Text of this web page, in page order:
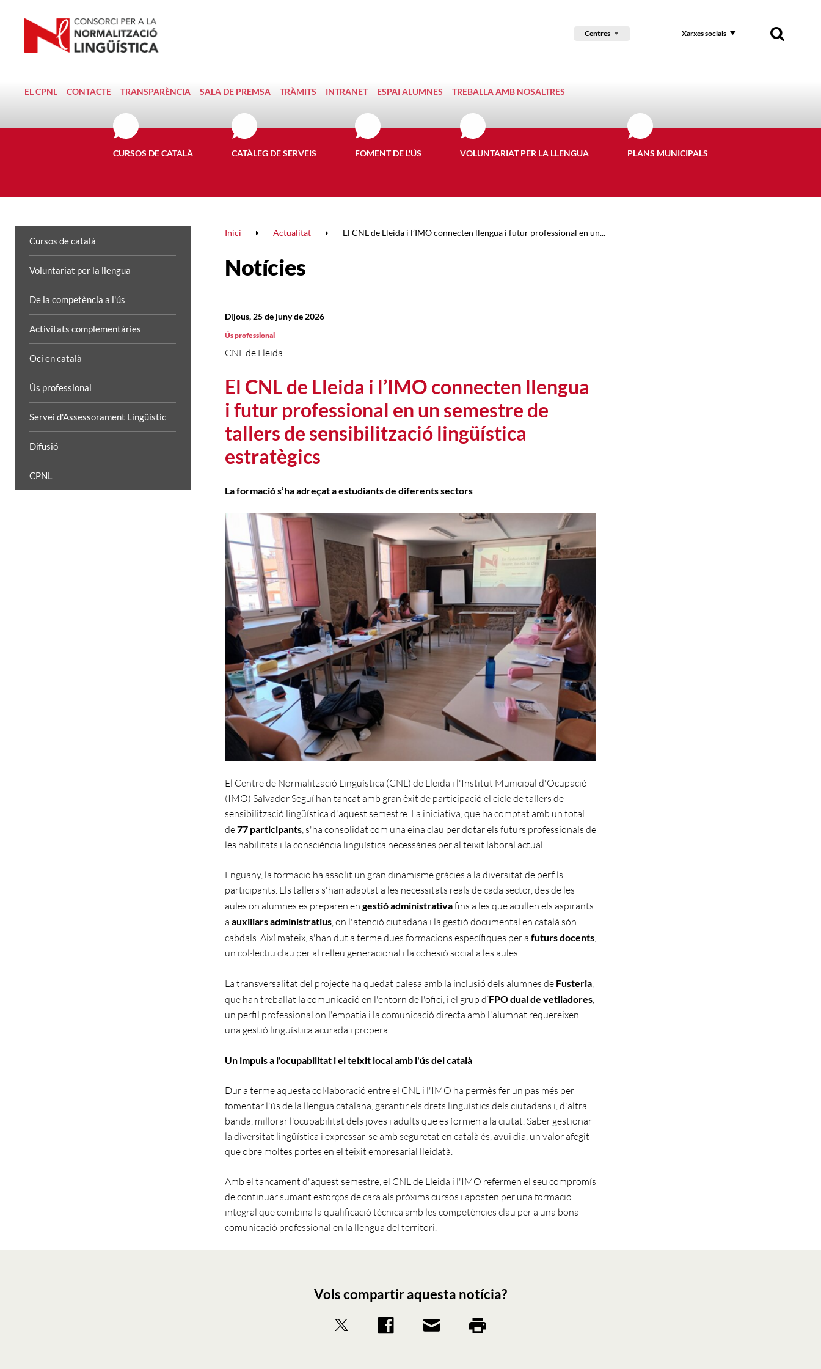
Centres Xarxes socials
EL CPNL CONTACTE TRANSPARÈNCIA SALA DE PREMSA TRÀMITS INTRANET ESPAI ALUMNES TREBALLA AMB NOSALTRES
CURSOS DE CATALÀ CATÀLEG DE SERVEIS FOMENT DE L'ÚS VOLUNTARIAT PER LA LLENGUA PLANS MUNICIPALS
Cursos de català
Voluntariat per la llengua
De la competència a l'ús
Activitats complementàries
Oci en català
Ús professional
Servei d'Assessorament Lingüístic
Difusió
CPNL
Inici Actualitat El CNL de Lleida i l’IMO connecten llengua i futur professional en un...
Notícies
El CNL de Lleida i l’IMO connecten llengua
i futur professional en un semestre de
tallers de sensibilització lingüística
estratègics
CNL de Lleida
Dijous, 25 de juny de 2026
Ús professional
La formació s’ha adreçat a estudiants de diferents sectors
El Centre de Normalització Lingüística (CNL) de Lleida i l'Institut Municipal d'Ocupació
(IMO) Salvador Seguí han tancat amb gran èxit de participació el cicle de tallers de
sensibilització lingüística d'aquest semestre. La iniciativa, que ha comptat amb un total
de77 participants , s'ha consolidat com una eina clau per dotar els futurs professionals de
les habilitats i la consciència lingüística necessàries per al teixit laboral actual.
Enguany, la formació ha assolit un gran dinamisme gràcies a la diversitat de perfils
participants. Els tallers s'han adaptat a les necessitats reals de cada sector, des de les
aules on alumnes es preparen en gestió administrativafins a les que acullen els aspirants
a auxiliars administratius , on l'atenció ciutadana i la gestió documental en català són
cabdals. Així mateix, s'han dut a terme dues formacions específiques per a futurs docents
un col·lectiu clau per al relleu generacional i la cohesió social a les aules.
La transversalitat del projecte ha quedat palesa amb la inclusió dels alumnes de Fusteria
que han treballat la comunicació en l'entorn de l'ofici, i el grup d’FPO dual de vetlladores
un perfil professional on l'empatia i la comunicació directa amb l'alumnat requereixen
una gestió lingüística acurada i propera.
Un impuls a l'ocupabilitat i el teixit local amb l'ús del català
Dur a terme aquesta col·laboració entre el CNL i l'IMO ha permès fer un pas més per
fomentar l'ús de la llengua catalana, garantir els drets lingüístics dels ciutadans i, d'altra
banda, millorar l'ocupabilitat dels joves i adults que es formen a la ciutat. Saber gestionar
la diversitat lingüística i expressar-se amb seguretat en català és, avui dia, un valor afegit
que obre moltes portes en el teixit empresarial lleidatà.
Amb el tancament d'aquest semestre, el CNL de Lleida i l'IMO refermen el seu compromís
de continuar sumant esforços de cara als pròxims cursos i aposten per una formació
integral que combina la qualificació tècnica amb les competències clau per a una bona
comunicació professional en la llengua del territori.
Vols compartir aquesta notícia?